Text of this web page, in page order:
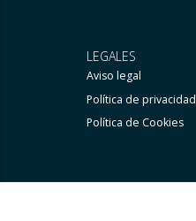
LEGALES
Aviso legal
Política de privacidad
Política de Cookies